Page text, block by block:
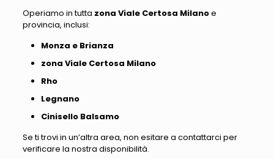
Operiamo in tutta zona Viale Certosa Milanoe
provincia, inclusi:
Monza e Brianza
zona Viale Certosa Milano
Rho
Legnano
Cinisello Balsamo
Se ti trovi in un’altra area, non esitare a contattarci per
verificare la nostra disponibilità.